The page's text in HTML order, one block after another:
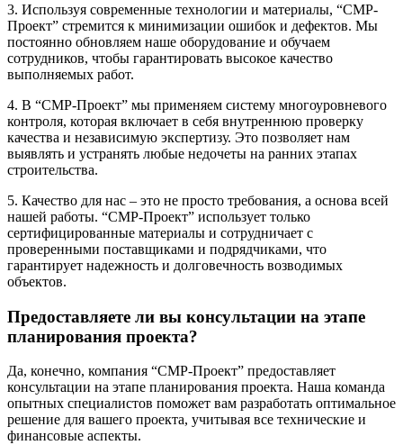
3. Используя современные технологии и материалы, “СМР-
Проект” стремится к минимизации ошибок и дефектов. Мы
постоянно обновляем наше оборудование и обучаем
сотрудников, чтобы гарантировать высокое качество
выполняемых работ.
4. В “СМР-Проект” мы применяем систему многоуровневого
контроля, которая включает в себя внутреннюю проверку
качества и независимую экспертизу. Это позволяет нам
выявлять и устранять любые недочеты на ранних этапах
строительства.
5. Качество для нас – это не просто требования, а основа всей
нашей работы. “СМР-Проект” использует только
сертифицированные материалы и сотрудничает с
проверенными поставщиками и подрядчиками, что
гарантирует надежность и долговечность возводимых
объектов.
Предоставляете ли вы консультации на этапе
планирования проекта?
Да, конечно, компания “СМР-Проект” предоставляет
консультации на этапе планирования проекта. Наша команда
опытных специалистов поможет вам разработать оптимальное
решение для вашего проекта, учитывая все технические и
финансовые аспекты.